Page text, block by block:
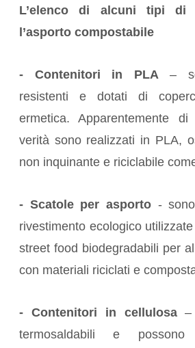
L’elenco di alcuni tipi di
l’asporto compostabile
- Contenitori in PLA–
resistenti e dotati di
ermetica. Apparentemente
verità sono realizzati in PLA,
non inquinante e riciclabile
- Scatole per asporto- sono
rivestimento ecologico
street food biodegradabili per
con materiali riciclati e
- Contenitori in cellulosa–
termosaldabili e